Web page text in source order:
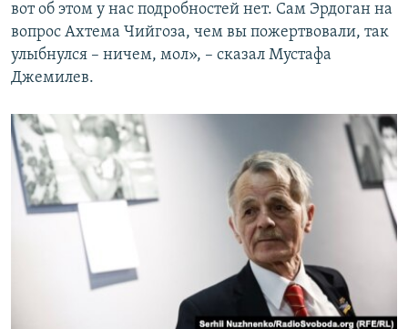
вот об этом у нас подробностей нет. Сам Эрдоган на
вопрос Ахтема Чийгоза, чем вы пожертвовали, так
улыбнулся – ничем, мол», – сказал Мустафа
Джемилев.